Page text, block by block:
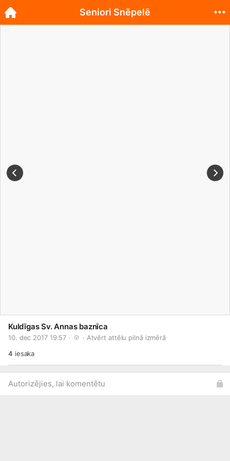
Kuldīgas Sv. Annas baznīca
10. dec 2017 19:57 · · Atvērt attēlu pilnā izmērā
4 iesaka
Autorizējies, lai komentētu
Seniori Snēpelē